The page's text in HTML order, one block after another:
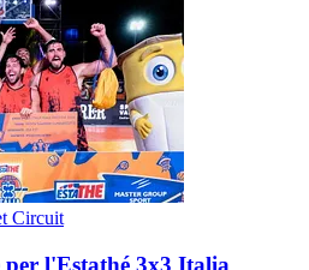
Circuit
l'Estathé 3x3 Italia